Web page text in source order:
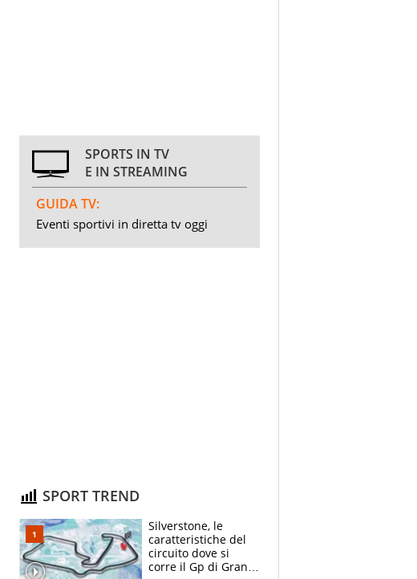
SPORTS IN TV
E IN STREAMING
GUIDA TV:
Eventi sportivi in diretta tv oggi
SPORT TREND
Silverstone, le
caratteristiche del
circuito dove si
corre il Gp di Gran